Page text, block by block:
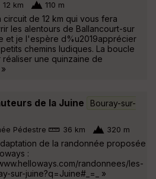
12 km 110 m
circuit de 12 km qui vous fera
les alentours de Ballancourt-sur
et je l'espère d%u2019apprécier
chemins ludiques. La boucle
une quinzaine de
de la Juine
Bouray-sur-
Pédestre 36 km 320 m
de la randonnée proposée
:
randonnees/les-
sur-juine?q=Juine#_=_ »